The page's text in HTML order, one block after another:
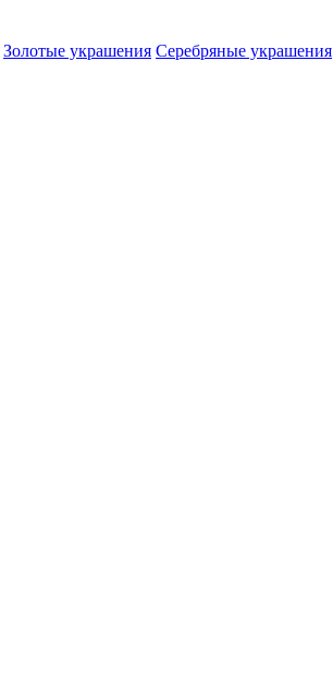
Золотые украшения Серебряные украшения